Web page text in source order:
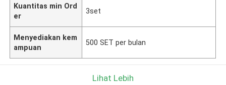
Kuantitas min Ord
er
3set
Menyediakan kem
ampuan
500 SET per bulan
Lihat Lebih